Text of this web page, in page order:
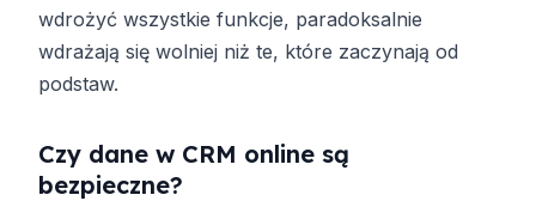
wdrożyć wszystkie funkcje, paradoksalnie
wdrażają się wolniej niż te, które zaczynają od
podstaw.
Czy dane w CRM online są
bezpieczne?